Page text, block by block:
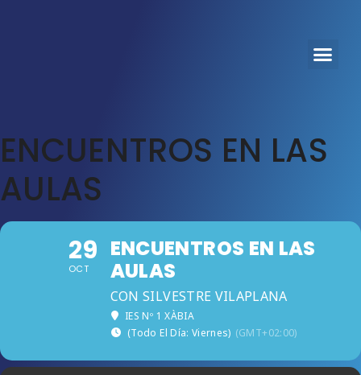
ENCUENTROS EN LAS
AULAS
29
OCT
ENCUENTROS EN LAS
AULAS
CON SILVESTRE VILAPLANA
IES Nº 1 XÀBIA
(Todo El Día: Viernes) (GMT+02:00)